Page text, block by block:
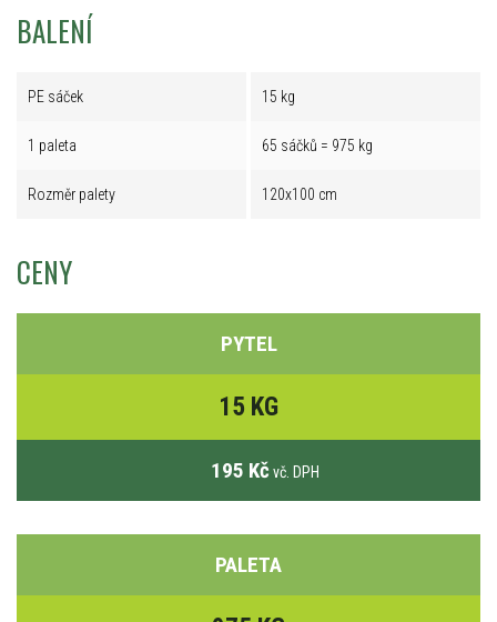
BALENÍ
PE sáček 15 kg
1 paleta 65 sáčků = 975 kg
Rozměr palety 120x100 cm
CENY
PYTEL
15 KG
195 Kč vč. DPH
PALETA